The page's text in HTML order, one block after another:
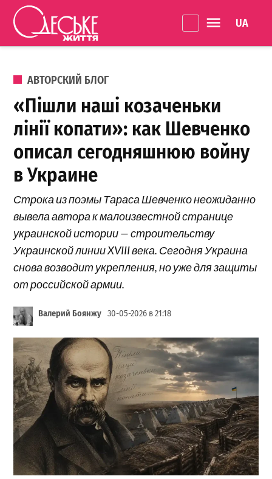
Перейти к содержанию
життя
ОПУБЛИКОВАНО В
АВТОРСКИЙ БЛОГ
«Пішли наші козаченьки
лінії копати»: как Шевченко
описал сегодняшнюю войну
в Украине
Строка из поэмы Тараса Шевченко неожиданно
вывела автора к малоизвестной странице
украинской истории — строительству
Украинской линии XVIII века. Сегодня Украина
снова возводит укрепления, но уже для защиты
от российской армии.
Валерий Боянжу 30-05-2026 в 21:18